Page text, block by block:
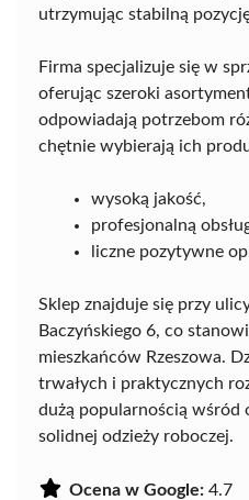
utrzymując stabilną
Firma specjalizuje się w
oferując szeroki
odpowiadają potrzebom
chętnie wybierają ich
wysoką jakość,
profesjonalną
liczne pozytywne
Sklep znajduje się przy
Baczyńskiego 6, co
mieszkańców Rzeszowa.
trwałych i praktycznych
dużą popularnością wśród
solidnej odzieży roboczej.
Ocena w Google: 4.7